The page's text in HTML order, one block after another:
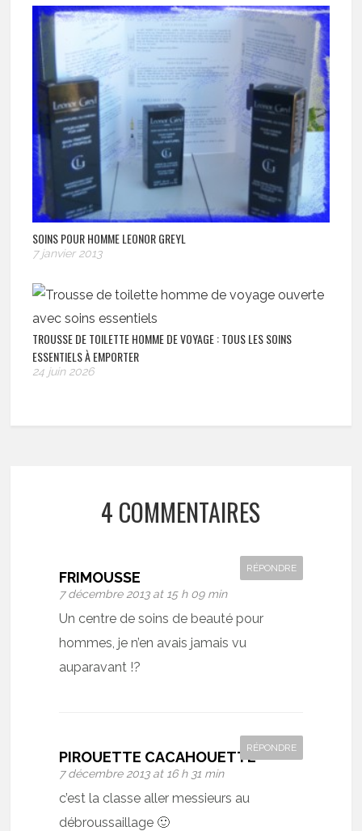
SOINS POUR HOMME LEONOR GREYL
7 janvier 2013
TROUSSE DE TOILETTE HOMME DE VOYAGE : TOUS LES SOINS
ESSENTIELS À EMPORTER
24 juin 2026
4 COMMENTAIRES
FRIMOUSSE
7 décembre 2013 at 15 h 09 min
RÉPONDRE
Un centre de soins de beauté pour
hommes, je n’en avais jamais vu
auparavant !?
PIROUETTE CACAHOUETTE
7 décembre 2013 at 16 h 31 min
RÉPONDRE
c’est la classe aller messieurs au
débroussaillage 🙂